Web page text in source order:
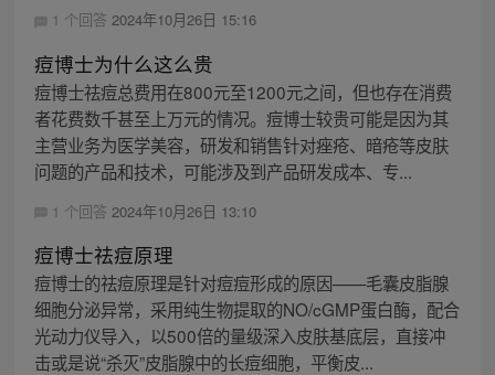
1 个回答 2024年10月26日 15:16
痘博士为什么这么贵
痘博士祛痘总费用在800元至1200元之间，但也存在消费
者花费数千甚至上万元的情况。痘博士较贵可能是因为其
主营业务为医学美容，研发和销售针对痤疮、暗疮等皮肤
问题的产品和技术，可能涉及到产品研发成本、专...
1 个回答 2024年10月26日 13:10
痘博士祛痘原理
痘博士的祛痘原理是针对痘痘形成的原因——毛囊皮脂腺
细胞分泌异常，采用纯生物提取的NO/cGMP蛋白酶，配合
光动力仪导入，以500倍的量级深入皮肤基底层，直接冲
击或是说“杀灭”皮脂腺中的长痘细胞，平衡皮...